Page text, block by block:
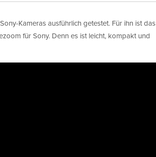
Kameras ausführlich getestet. Für ihn ist das
für Sony. Denn es ist leicht, kompakt und